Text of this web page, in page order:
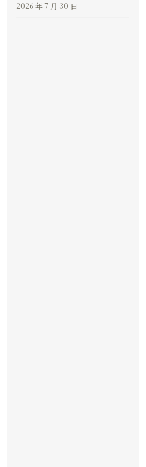
2026 年 7 月 30 日